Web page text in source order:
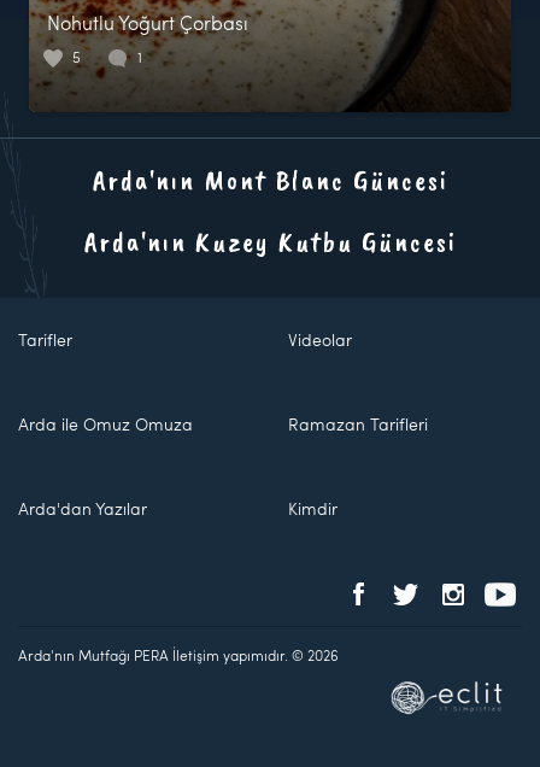
Nohutlu Yoğurt Çorbası
5 1
Arda'nın Mont Blanc Güncesi
Arda'nın Kuzey Kutbu Güncesi
Tarifler Videolar
Arda ile Omuz Omuza Ramazan Tarifleri
Arda'dan Yazılar Kimdir
Arda'nın Mutfağı PERA İletişim yapımıdır. © 2026